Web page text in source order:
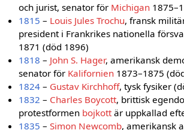
och jurist, senator för Michigan
1815 – Louis Jules Trochu, fransk
president i Frankrikes nationella
1871 (död 1896)
1818 – John S. Hager, amerikansk
senator för Kalifornien 1873–1875
1824 – Gustav Kirchhoff, tysk fysiker
1832 – Charles Boycott, brittisk
protestformen bojkott är uppkallad
1835 –Simon Newcomb, amerikansk